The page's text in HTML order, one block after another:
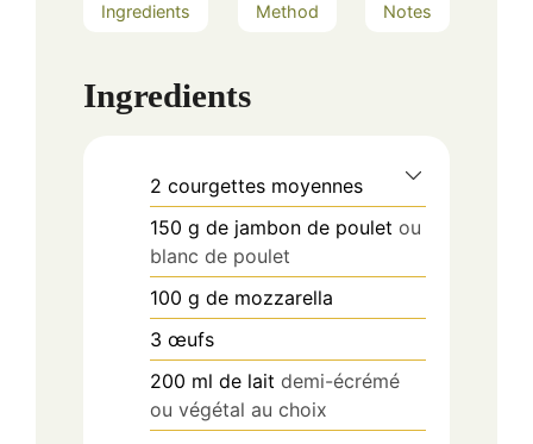
Ingredients Method Notes
Ingredients
2 courgettes moyennes
150 g de jambon de poulet ou
blanc de poulet
100 g de mozzarella
3 œufs
200 ml de lait demi-écrémé
ou végétal au choix